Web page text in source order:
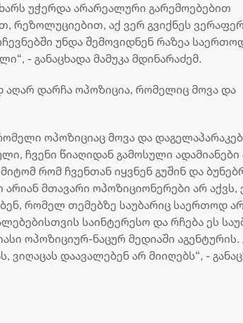
უჭერდა არარეალური გარემოებებით
რეზოლუციებით, აქ ვერ გვიქნეს
უნდა შემოვიდნენ რაზეა
- განაცხადა მამუკა მდინარაძემ.
აღარ დარჩა ოპოზიცია, რომელიც მოვა და
ოპოზიციაც მოვა და
ჩვენი წიაღიდან გამოსული ადამიანები
რომ ჩვენთან იყვნენ გუშინ და
არიან მთავარი ოპოზიციონერები არ აქვს,
რომელ თემებზე საუბარიც საერთოდ
საინტერესო და რჩება ეს
ოპოზიციურ-ნაცურ მედიაში აგენტურის.
დაავალებენ არ მიიღებს“, -
და ჩემპიონთა ლიგის
მოგება“ - ფრანგული
2 აგვისტო 16:12